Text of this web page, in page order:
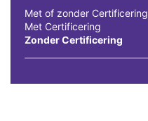
Met of zonder Certificering
Met Certificering
Zonder Certificering